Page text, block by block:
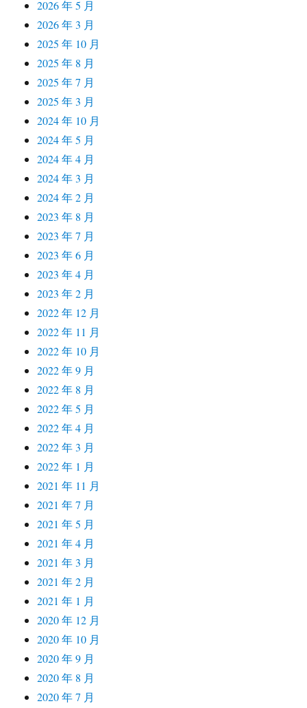
2026 年 5 月
2026 年 3 月
2025 年 10 月
2025 年 8 月
2025 年 7 月
2025 年 3 月
2024 年 10 月
2024 年 5 月
2024 年 4 月
2024 年 3 月
2024 年 2 月
2023 年 8 月
2023 年 7 月
2023 年 6 月
2023 年 4 月
2023 年 2 月
2022 年 12 月
2022 年 11 月
2022 年 10 月
2022 年 9 月
2022 年 8 月
2022 年 5 月
2022 年 4 月
2022 年 3 月
2022 年 1 月
2021 年 11 月
2021 年 7 月
2021 年 5 月
2021 年 4 月
2021 年 3 月
2021 年 2 月
2021 年 1 月
2020 年 12 月
2020 年 10 月
2020 年 9 月
2020 年 8 月
2020 年 7 月